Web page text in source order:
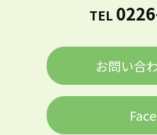
TEL
お問い合